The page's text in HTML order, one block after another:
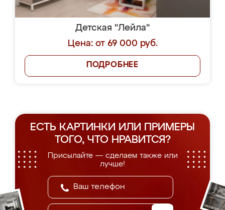
Детская "Лейла"
Цена: от 69 000 руб.
ПОДРОБНЕЕ
ЕСТЬ КАРТИНКИ ИЛИ ПРИМЕРЫ
ТОГО, ЧТО НРАВИТСЯ?
Присылайте — сделаем также или
лучше!